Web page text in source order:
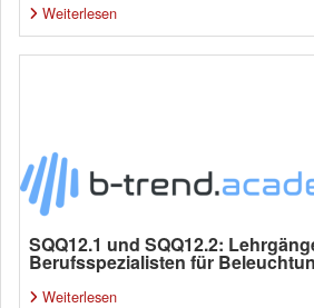
Weiterlesen
SQQ12.1 und SQQ12.2:
Berufsspezialisten für
Weiterlesen